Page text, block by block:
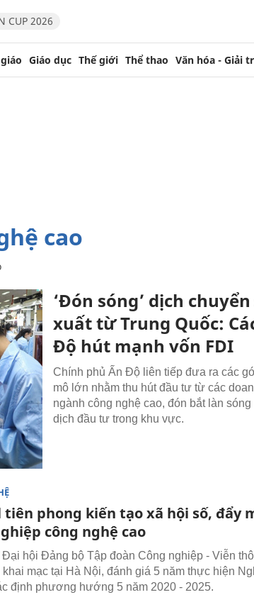
CUP 2026
Giáo dục Thế giới Thể thao Văn hóa - Giải
cao
‘Đón sóng’ dịch
xuất từ Trung Quốc:
Độ hút mạnh vốn FDI
Chính phủ Ấn Độ liên tiếp đưa ra các
mô lớn nhằm thu hút đầu tư từ các
ngành công nghệ cao, đón bắt làn sóng
dịch đầu tư trong khu vực.
phong kiến tạo xã hội số, đẩy
công nghệ cao
Đại hội Đảng bộ Tập đoàn Công nghiệp - Viễn
mạc tại Hà Nội, đánh giá 5 năm thực hiện
định phương hướng 5 năm 2020 - 2025.